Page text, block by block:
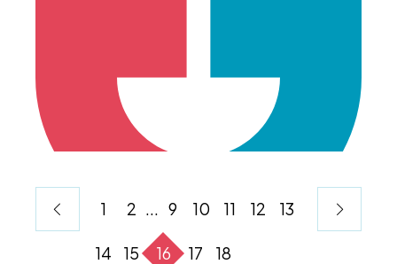
1 2 ... 9 10 11 12 13
14 15 16 17 18